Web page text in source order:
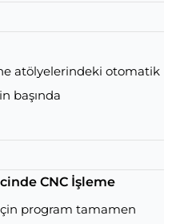
atölyelerindeki otomatik
başında
CNC İşleme
program tamamen